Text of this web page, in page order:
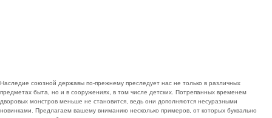
Наследие союзной державы по-прежнему преследует нас не только в различных
предметах быта, но и в сооружениях, в том числе детских. Потрепанных временем
дворовых монстров меньше не становится, ведь они дополняются несуразными
новинками. Предлагаем вашему вниманию несколько примеров, от которых буквально